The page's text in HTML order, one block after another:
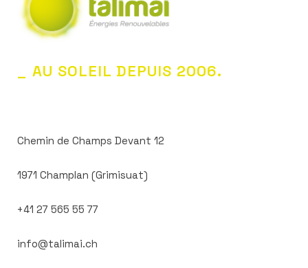
_ AU SOLEIL DEPUIS 2006.
Chemin de Champs Devant 12
1971 Champlan (Grimisuat)
+41 27 565 55 77
info@talimai.ch